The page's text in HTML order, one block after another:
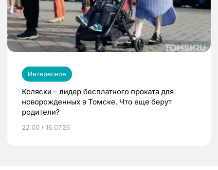
Интересное
Коляски – лидер бесплатного проката для
новорожденных в Томске. Что еще берут
родители?
22:00 / 16.07.26